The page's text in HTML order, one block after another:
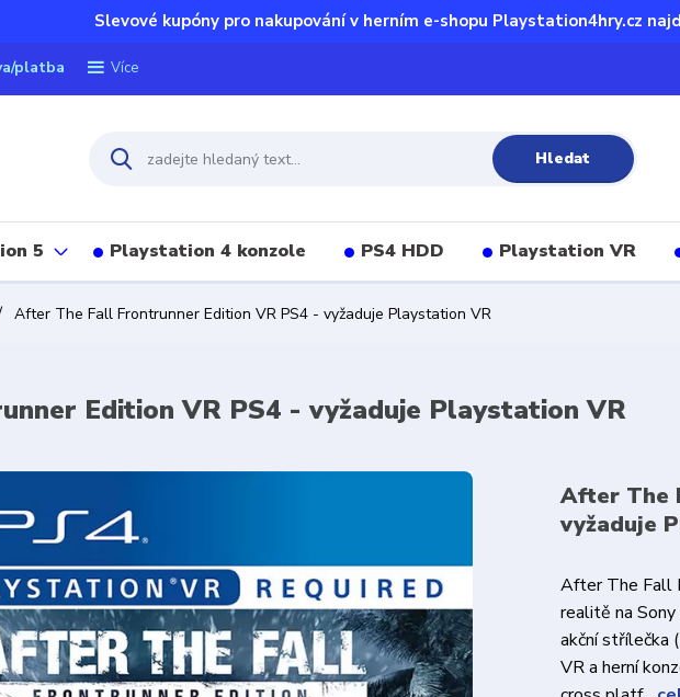
Slevové kupóny pro nakupování v herním e-shopu Playstation4hry.cz
platba Více
Hledat
5 Playstation 4 konzole PS4 HDD Playstation VR
After The Fall Frontrunner Edition VR PS4 - vyžaduje Playstation VR
Edition VR PS4 - vyžaduje Playstation VR
After The
vyžaduje
After The Fall
realitě na
akční střílečka
VR a herní